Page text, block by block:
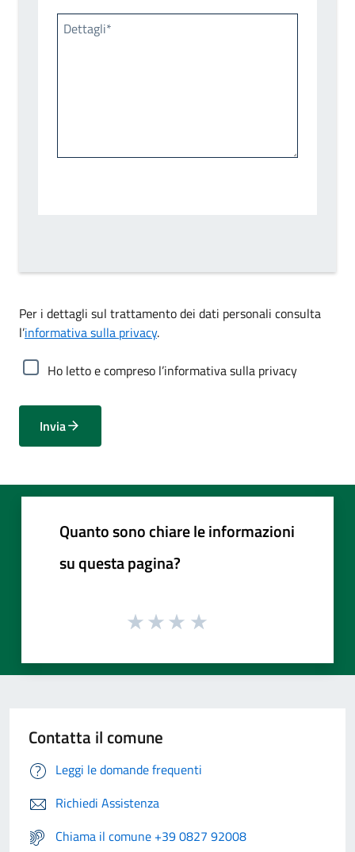
Dettagli*
Per i dettagli sul trattamento dei dati personali consulta
l’informativa sulla privacy.
Ho letto e compreso l’informativa sulla privacy
Invia
Quanto sono chiare le informazioni
su questa pagina?
Contatta il comune
Leggi le domande frequenti
Richiedi Assistenza
Chiama il comune +39 0827 92008